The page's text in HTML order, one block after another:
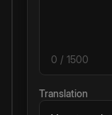
0 / 1500
Translation